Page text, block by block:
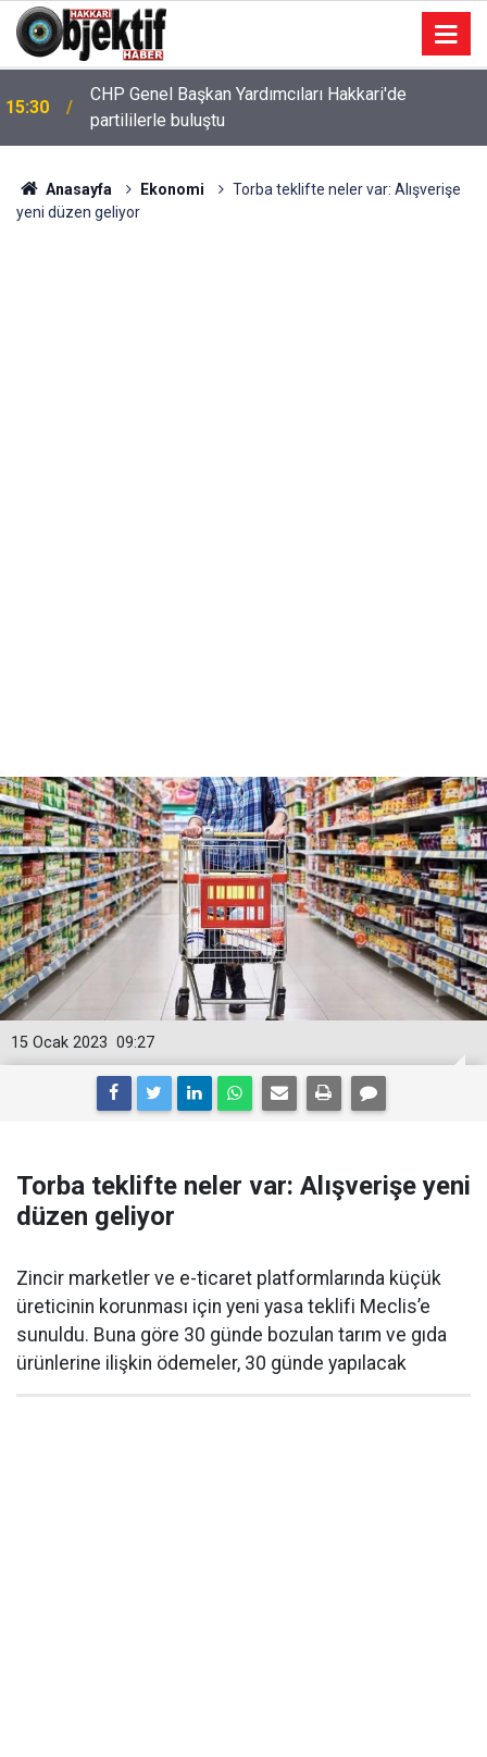
15:30
CHP Genel Başkan Yardımcıları Hakkari'de
partililerle buluştu
Anasayfa Ekonomi
Torba teklifte neler var: Alışverişe
yeni düzen geliyor
09:27
15 Ocak 2023
Torba teklifte neler var: Alışverişe yeni
düzen geliyor
Zincir marketler ve e-ticaret platformlarında küçük
üreticinin korunması için yeni yasa teklifi Meclis’e
sunuldu. Buna göre 30 günde bozulan tarım ve gıda
ürünlerine ilişkin ödemeler, 30 günde yapılacak